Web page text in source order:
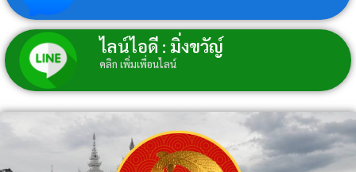
ไลน์ไอดี : มิ่งขวัญ์
คลิก เพิ่มเพื่อนไลน์